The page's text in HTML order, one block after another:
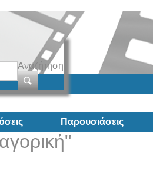
Αναζήτηση
Παρουσιάσεις